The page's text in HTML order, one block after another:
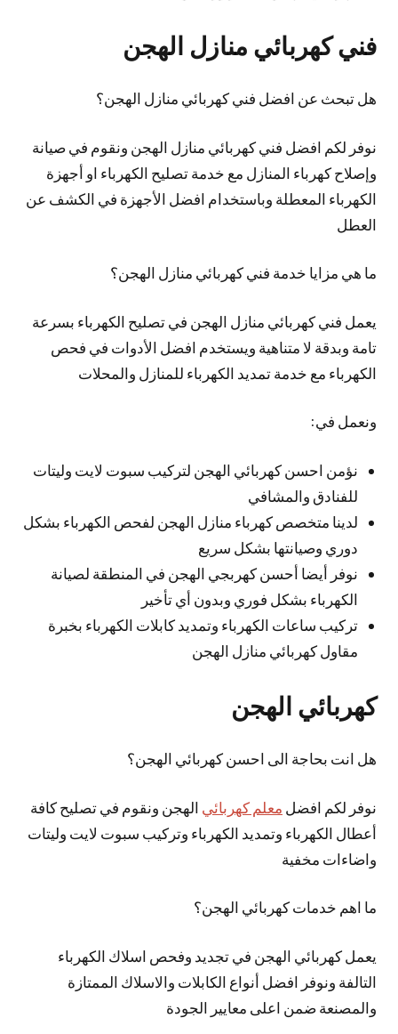
فني كهربائي منازل الهجن
هل تبحث عن افضل فني كهربائي منازل الهجن؟
نوفر لكم افضل فني كهربائي منازل الهجن ونقوم في صيانة
وإصلاح كهرباء المنازل مع خدمة تصليح الكهرباء او أجهزة
الكهرباء المعطلة وباستخدام افضل الأجهزة في الكشف عن
العطل
ما هي مزايا خدمة فني كهربائي منازل الهجن؟
يعمل فني كهربائي منازل الهجن في تصليح الكهرباء بسرعة
تامة وبدقة لا متناهية ويستخدم افضل الأدوات في فحص
الكهرباء مع خدمة تمديد الكهرباء للمنازل والمحلات
ونعمل في:
نؤمن احسن كهربائي الهجن لتركيب سبوت لايت وليتات
للفنادق والمشافي
لدينا متخصص كهرباء منازل الهجن لفحص الكهرباء بشكل
دوري وصيانتها بشكل سريع
نوفر أيضا أحسن كهربجي الهجن في المنطقة لصيانة
الكهرباء بشكل فوري وبدون أي تأخير
تركيب ساعات الكهرباء وتمديد كابلات الكهرباء بخبرة
مقاول كهربائي منازل الهجن
كهربائي الهجن
هل انت بحاجة الى احسن كهربائي الهجن؟
نوفر لكم افضل معلم كهربائي الهجن ونقوم في تصليح كافة
أعطال الكهرباء وتمديد الكهرباء وتركيب سبوت لايت وليتات
واضاءات مخفية
ما اهم خدمات كهربائي الهجن؟
يعمل كهربائي الهجن في تجديد وفحص اسلاك الكهرباء
التالفة ونوفر افضل أنواع الكابلات والاسلاك الممتازة
والمصنعة ضمن اعلى معايير الجودة